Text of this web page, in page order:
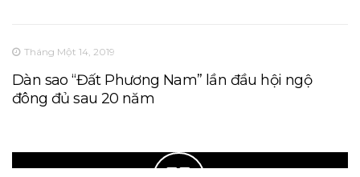
Tháng Một 14, 2019
Dàn sao “Đất Phương Nam” lần đầu hội ngộ
đông đủ sau 20 năm